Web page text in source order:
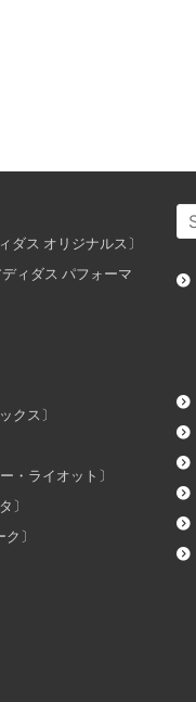
ダス オリジナルス〕
ディダス パフォーマ
クス〕
・ライオット〕
〕
〕